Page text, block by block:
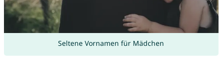
Seltene Vornamen für Mädchen